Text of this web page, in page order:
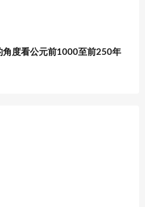
角度看公元前1000至前250年